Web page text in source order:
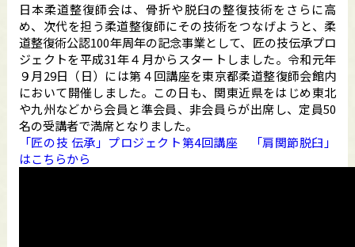
日本柔道整復師会は、骨折や脱臼の整復技術をさらに高
め、次代を担う柔道整復師にその技術をつなげようと、柔
道整復術公認100年周年の記念事業として、匠の技伝承プロ
ジェクトを平成31年４月からスタートしました。令和元年
９月29日（日）には第４回講座を東京都柔道整復師会館内
において開催しました。この日も、関東近県をはじめ東北
や九州などから会員と準会員、非会員らが出席し、定員50
名の受講者で満席となりました。
「匠の技 伝承」プロジェクト第4回講座 「肩関節脱臼」
はこちらから